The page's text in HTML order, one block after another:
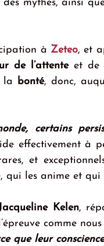
à Zeteo, et
de l’attente et de
la bonté, donc,
certains
effectivement à
et
qui les anime et
Kelen,
comme
que leur